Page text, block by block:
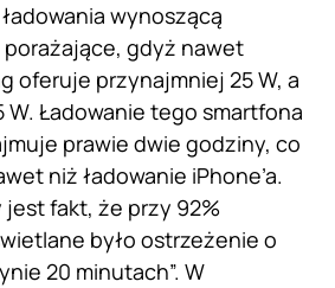
wynoszącą
porażające, gdyż nawet
oferuje przynajmniej 25 W, a
W. Ładowanie tego smartfona
prawie dwie godziny, co
niż ładowanie iPhone’a.
fakt, że przy 92%
było ostrzeżenie o
20 minutach”. W